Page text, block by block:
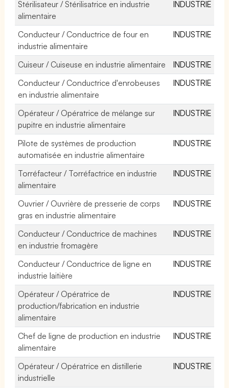
Stérilisateur / Stérilisatrice en industrie
alimentaire
INDUSTRIE
Conducteur / Conductrice de four en
industrie alimentaire
INDUSTRIE
Cuiseur / Cuiseuse en industrie alimentaire
INDUSTRIE
Conducteur / Conductrice d'enrobeuses
en industrie alimentaire
INDUSTRIE
Opérateur / Opératrice de mélange sur
pupitre en industrie alimentaire
INDUSTRIE
Pilote de systèmes de production
automatisée en industrie alimentaire
INDUSTRIE
Torréfacteur / Torréfactrice en industrie
alimentaire
INDUSTRIE
Ouvrier / Ouvrière de presserie de corps
gras en industrie alimentaire
INDUSTRIE
Conducteur / Conductrice de machines
en industrie fromagère
INDUSTRIE
Conducteur / Conductrice de ligne en
industrie laitière
INDUSTRIE
Opérateur / Opératrice de
production/fabrication en industrie
alimentaire
INDUSTRIE
Chef de ligne de production en industrie
alimentaire
INDUSTRIE
Opérateur / Opératrice en distillerie
industrielle
INDUSTRIE